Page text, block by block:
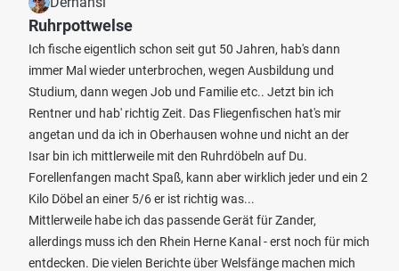
Ruhrpottwelse
Ich fische eigentlich schon seit gut 50 Jahren, hab's dann
immer Mal wieder unterbrochen, wegen Ausbildung und
Studium, dann wegen Job und Familie etc.. Jetzt bin ich
Rentner und hab' richtig Zeit. Das Fliegenfischen hat's mir
angetan und da ich in Oberhausen wohne und nicht an der
Isar bin ich mittlerweile mit den Ruhrdöbeln auf Du.
Forellenfangen macht Spaß, kann aber wirklich jeder und ein 2
Kilo Döbel an einer 5/6 er ist richtig was...
Mittlerweile habe ich das passende Gerät für Zander,
allerdings muss ich den Rhein Herne Kanal - erst noch für mich
entdecken. Die vielen Berichte über Welsfänge machen mich